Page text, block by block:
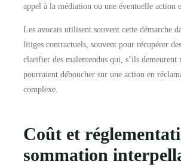
appel à la médiation ou une éventuelle action
Les avocats utilisent souvent cette démarche
litiges contractuels, souvent pour récupérer
clarifier des malentendus qui, s’ils demeurent
pourraient déboucher sur une action en
complexe.
Coût et
sommation